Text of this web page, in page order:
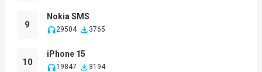
9
Nokia SMS
29504 3765
10
iPhone 15
19847 3194